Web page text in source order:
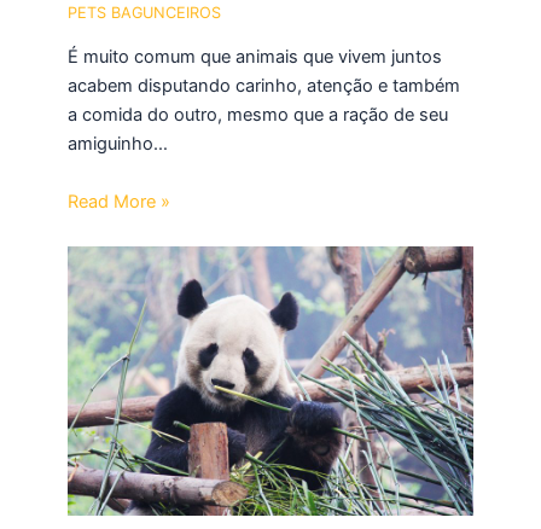
PETS BAGUNCEIROS
É muito comum que animais que vivem juntos
acabem disputando carinho, atenção e também
a comida do outro, mesmo que a ração de seu
amiguinho…
Read More »